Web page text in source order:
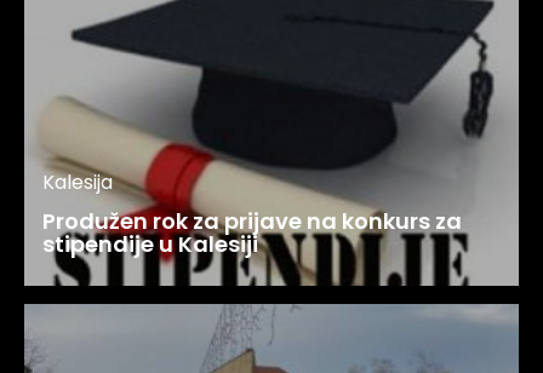
Kalesija
Produžen rok za prijave na konkurs za
stipendije u Kalesiji